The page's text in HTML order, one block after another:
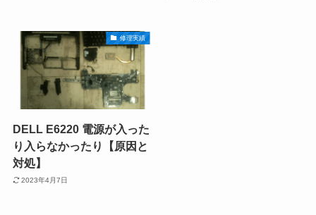
修理実績
DELL E6220 電源が入った
り入らなかったり【原因と
対処】
2023年4月7日